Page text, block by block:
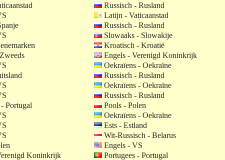
Russisch - Rusland
Latijn - Vaticaanstad
Russisch - Rusland
Slowaaks - Slowakije
Kroatisch - Kroatië
Engels - Verenigd Koninkrijk
Oekraïens - Oekraïne
Russisch - Rusland
Oekraïens - Oekraïne
Russisch - Rusland
Portugal
Pools - Polen
Oekraïens - Oekraïne
Ests - Estland
Wit-Russisch - Belarus
Engels - VS
Koninkrijk
Portugees - Portugal